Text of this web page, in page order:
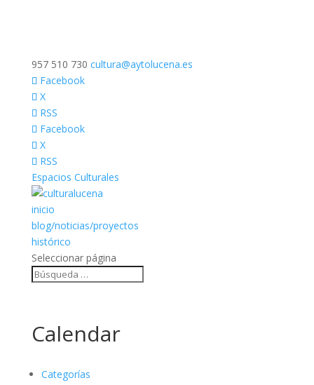
957 510 730 cultura@aytolucena.es
Facebook
X
RSS
Facebook
X
RSS
Espacios Culturales
inicio
blog/noticias/proyectos
histórico
Seleccionar página
Calendar
Categorías